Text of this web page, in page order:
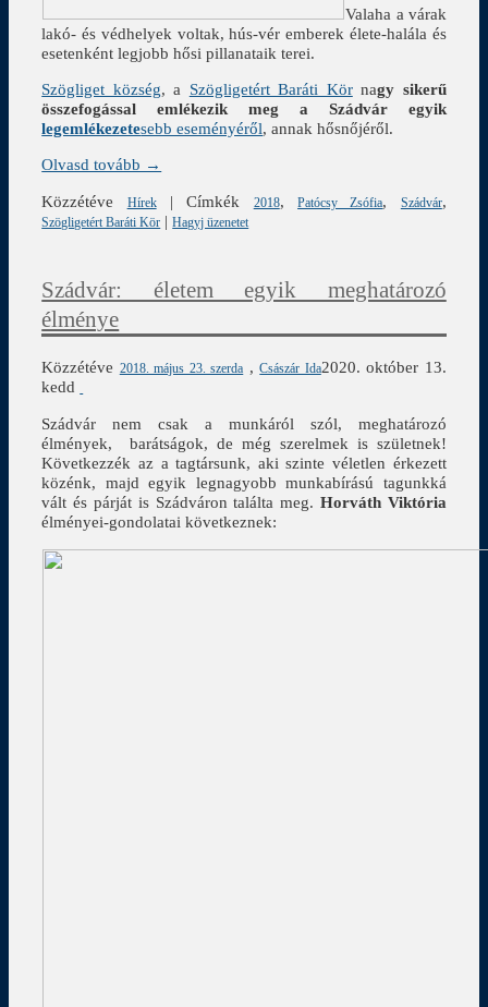
Valaha a várak
lakó- és védhelyek voltak, hús-vér emberek élete-halála és
esetenként legjobb hősi pillanataik terei.
Szögliget község, a Szögligetért Baráti Körnagy sikerű
összefogással emlékezik meg a Szádvár egyik
legemlékezetesebb eseményéről, annak hősnőjéről.
Olvasd tovább →
Közzétéve
Hírek|Címkék 2018,Patócsy Zsófia, Szádvár,
Szögligetért Baráti Kör |Hagyj üzenetet
Szádvár: életem egyik meghatározó
élménye
Közzétéve 2018. május 23. szerda ,Császár Ida2020. október 13.
kedd
Szádvár nem csak a munkáról szól, meghatározó
élmények, barátságok, de még szerelmek is születnek!
Következzék az a tagtársunk, aki szinte véletlen érkezett
közénk, majd egyik legnagyobb munkabírású tagunkká
vált és párját is Szádváron találta meg. Horváth Viktória
élményei-gondolatai következnek: